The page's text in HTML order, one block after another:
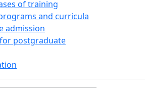
of training
and curricula
admission
postgraduate